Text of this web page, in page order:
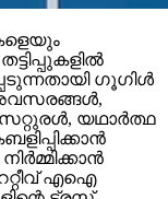
എഐ
ട്രസ്റ്റ്
മുന്നറിയിപ്പ്
അറിയപ്പെടുന്ന
പേരില്‍
ഇരകളോട്
പ്രോസസ്സിംഗ്